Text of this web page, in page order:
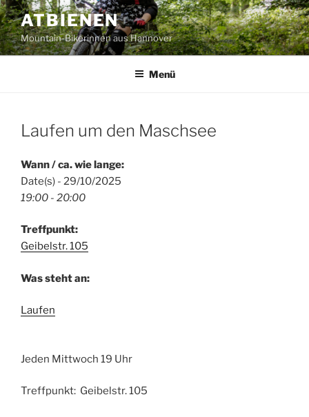
Zum
Inhalt
springen
ATBIENEN
Mountain-Bikerinnen aus Hannover
Menü
Laufen um den Maschsee
Wann / ca. wie lange:
Date(s) - 29/10/2025
19:00 - 20:00
Treffpunkt:
Geibelstr. 105
Was steht an:
Laufen
Jeden Mittwoch 19 Uhr
Treffpunkt: Geibelstr. 105